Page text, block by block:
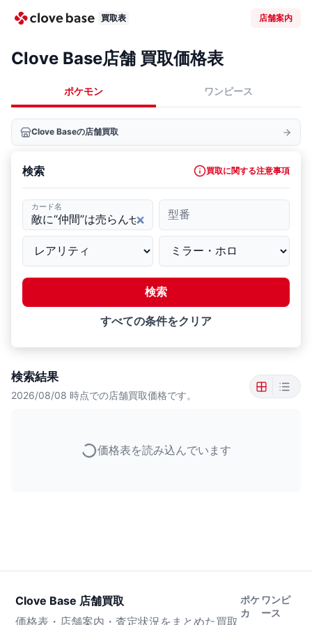
買取表 店舗案内
Clove Base店舗 買取価格表
ポケモン ワンピース
Clove Baseの店舗買取
検索 買取に関する注意事項
カード名
型番
検索
すべての条件をクリア
検索結果
2026/08/08 時点での店舗買取価格です。
価格表を読み込んでいます
Clove Base 店舗買取
価格表・店舗案内・査定状況をまとめた買取
ポケ
カ
ワンピ
ース